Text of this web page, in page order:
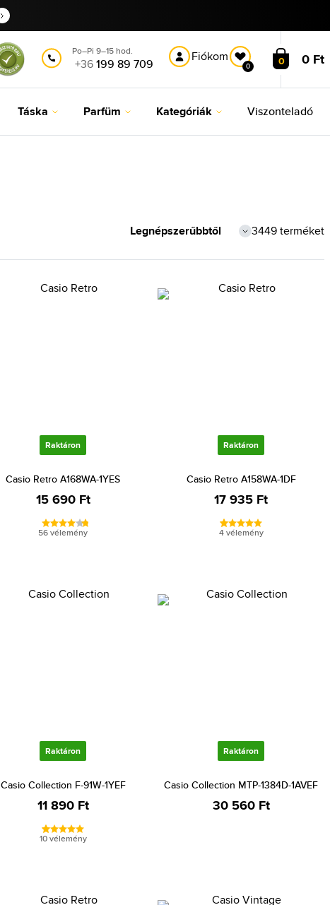
Po–Pi 9–15 hod.
+36199 89 709 Fiókom
0 0 0 Ft
Táska Parfüm Kategóriák Viszonteladó
3449 terméket
Raktáron
Casio Retro A168WA-1YES
15 690 Ft
56 vélemény
Raktáron
Casio Retro A158WA-1DF
17 935 Ft
4 vélemény
Raktáron
Casio Collection F-91W-1YEF
11 890 Ft
10 vélemény
Raktáron
Casio Collection MTP-1384D-1AVEF
30 560 Ft